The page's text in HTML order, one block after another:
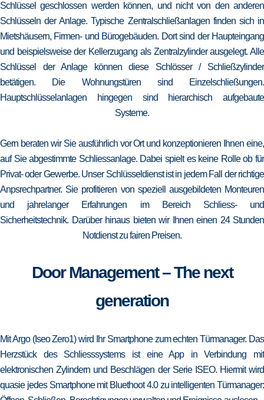
Schlüssel geschlossen werden können, und nicht von den anderen
Schlüsseln der Anlage. Typische Zentralschließanlagen finden sich in
Mietshäusern, Firmen- und Bürogebäuden. Dort sind der Haupteingang
und beispielsweise der Kellerzugang als Zentralzylinder ausgelegt. Alle
Schlüssel der Anlage können diese Schlösser / Schließzylinder
betätigen. Die Wohnungstüren sind Einzelschließungen.
Hauptschlüsselanlagen hingegen sind hierarchisch aufgebaute
Systeme.
Gern beraten wir Sie ausführlich vor Ort und konzeptionieren Ihnen eine,
auf Sie abgestimmte Schliessanlage. Dabei spielt es keine Rolle ob für
Privat- oder Gewerbe. Unser Schlüsseldienst ist in jedem Fall der richtige
Anpsrechpartner. Sie profitieren von speziell ausgebildeten Monteuren
und jahrelanger Erfahrungen im Bereich Schliess- und
Sicherheitstechnik. Darüber hinaus bieten wir Ihnen einen 24 Stunden
Notdienst zu fairen Preisen.
Door Management – The next
generation
Mit Argo (Iseo Zero1) wird Ihr Smartphone zum echten Türmanager. Das
Herzstück des Schliesssystems ist eine App in Verbindung mit
elektronischen Zylindern und Beschlägen der Serie ISEO. Hiermit wird
quasie jedes Smartphone mit Bluethoot 4.0 zu intelligenten Türmanager: